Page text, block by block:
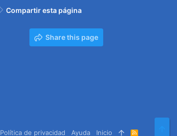
Compartir esta página
Share this page
Política de privacidad Ayuda Inicio R